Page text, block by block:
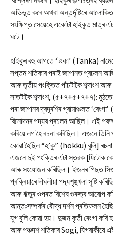
অভিভূত কৰে অথবা অন্তৰ্দৃষ্টিৰে
সংক্ষিপ্ত সেয়েহে একোটা হাইকুত মাত্ৰ
ঘটে।
হাইকুৰ বহু আগতে ‘টংকা’ (Tanka)
সপ্তম শতিকাৰ পৰাই জাপানত প্ৰচলন
আৰু তৃতীয় পংক্তিত পাঁচটাকৈ শব্দাংশ
সাতটাকৈ শব্দাংশ, (৫+৭+৫+৭+৭):
পৰা জাপানৰ দূৰদূৰণিৰ গ্ৰামাঞ্চলত
বিনোদনৰ পদ্যৰ প্ৰচলন আছিল। এই
কবিয়ে লগ হৈ ৰচনা কৰিছিল। এজনে
কোৱা হৈছিল “হ’কু” (hokku) বুলি]
এজনে দুই পংক্তিৰ এটা স্তৱক [যিটোক
আৰু সংযোজন কৰিছিল। ইজনৰ পিছত
প্ৰক্ৰিয়াৰে দীঘলীয়া পদ্যশৃঙ্খলা সৃষ্টি
আৰু ঋতুৰ ওপৰত বিশেষ গুৰুত্ব আৰোপ
আন্তঃসম্পৰ্কৰ বৌদ্ধ দৰ্শন প্ৰতিফলন
যুগ বুলি কোৱা হয়। দুজন কৃতী ৰেংগা
আৰু পঞ্চদশ শতিকাৰ Sogi, যিগৰাকীয়ে